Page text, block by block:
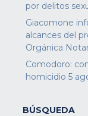
por delitos
Giacomone
alcances del
Orgánica
Comodoro:
homicidio 5
BÚSQUEDA